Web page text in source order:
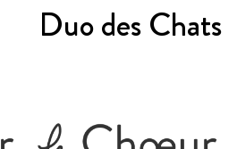
Duo des Chats